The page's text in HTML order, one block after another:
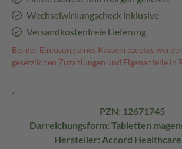
Wechselwirkungscheck inklusive
Versandkostenfreie Lieferung
Bei der Einlösung eines Kassenrezeptes
gesetzlichen Zuzahlungen und Eigenanteile in
PZN: 12671745
Darreichungsform: Tabletten
Hersteller: Accord Healthcare